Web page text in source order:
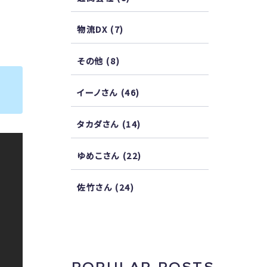
物流DX (7)
その他 (8)
イーノさん (46)
タカダさん (14)
ゆめこさん (22)
佐竹さん (24)